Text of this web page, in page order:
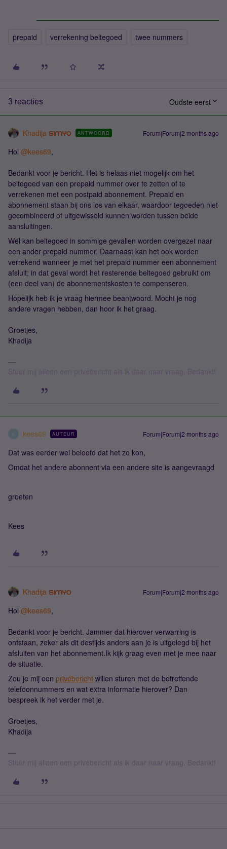
prepaid verrekening beltegoed twee nummers
3 reacties Oudste eerst
Khadija ANTWOORD Forum|Forum|2 months ago
Hoi ​ @kees69,
Bedankt voor je bericht. Het is helaas niet mogelijk om het
beltegoed van een prepaid nummer over te zetten of te
verrekenen met een postpaid abonnement. Prepaid en
abonnement staan bij ons los van elkaar, waardoor tegoeden niet
gecombineerd of uitgewisseld kunnen worden tussen beide
aansluitingen.
Wel kan beltegoed in sommige gevallen worden overgezet naar
een ander prepaid nummer. Daarnaast kan het ook worden
verrekend wanneer je met het prepaid nummer een abonnement
afsluit; in dat geval wordt het resterende beltegoed gebruikt om
(een deel van) de abonnementskosten te compenseren.
Hopelijk heb ik je vraag hiermee beantwoord. Mocht je nog
andere vragen hebben, dan hoor ik het graag.
Groetjes,
Khadija
kees69 AUTEUR Forum|Forum|2 months ago
Dat was eerder wel beloofd dat het zo kon,
Omdat het andere abonnent via een andere site is aangevraagd
groeten
Kees
Khadija Forum|Forum|2 months ago
Hoi ​ @kees69,
Bedankt voor je bericht. Jammer dat hierover verwarring is
ontstaan, zeker als dit destijds anders aan je is uitgelegd bij het
afsluiten van het abonnement.Ik kijk graag even met je mee naar
de situatie.
Zou je mij een privébericht willen sturen met de betreffende
telefoonnummers en wat extra informatie hierover? Dan
bespreek ik het verder met je.
Groetjes,
Khadija
Stuur mij alleen een privébericht als ik daar naar vraag. Bedankt!